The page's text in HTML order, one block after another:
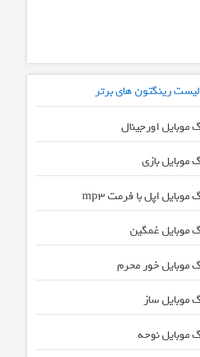
لیست رینگتون های برتر